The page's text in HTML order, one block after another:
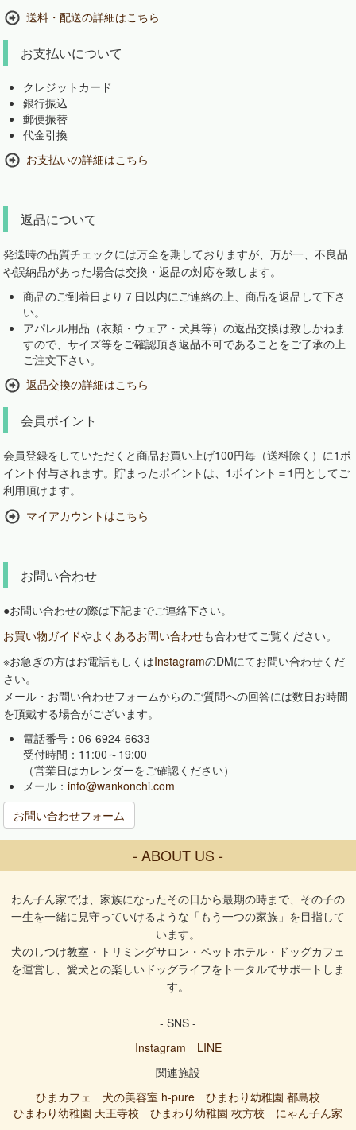
送料・配送の詳細はこちら
お支払いについて
クレジットカード
銀行振込
郵便振替
代金引換
お支払いの詳細はこちら
返品について
発送時の品質チェックには万全を期しておりますが、万が一、不良品
や誤納品があった場合は交換・返品の対応を致します。
商品のご到着日より７日以内にご連絡の上、商品を返品して下さ
い。
アパレル用品（衣類・ウェア・犬具等）の返品交換は致しかねま
すので、サイズ等をご確認頂き返品不可であることをご了承の上
ご注文下さい。
返品交換の詳細はこちら
会員ポイント
会員登録をしていただくと商品お買い上げ100円毎（送料除く）に1ポ
イント付与されます。貯まったポイントは、1ポイント＝1円としてご
利用頂けます。
マイアカウントはこちら
お問い合わせ
●お問い合わせの際は下記までご連絡下さい。
お買い物ガイドやよくあるお問い合わせも合わせてご覧ください。
※お急ぎの方はお電話もしくはInstagramのDMにてお問い合わせくだ
さい。
メール・お問い合わせフォームからのご質問への回答には数日お時間
を頂戴する場合がございます。
電話番号：06-6924-6633
受付時間：11:00～19:00
（営業日はカレンダーをご確認ください）
メール：info@wankonchi.com
お問い合わせフォーム
- ABOUT US -
わん子ん家では、家族になったその日から最期の時まで、その子の
一生を一緒に見守っていけるような「もう一つの家族」を目指して
います。
犬のしつけ教室・トリミングサロン・ペットホテル・ドッグカフェ
を運営し、愛犬との楽しいドッグライフをトータルでサポートしま
す。
- SNS -
Instagram
LINE
- 関連施設 -
ひまカフェ
犬の美容室 h-pure
ひまわり幼稚園 都島校
ひまわり幼稚園 天王寺校
ひまわり幼稚園 枚方校 にゃん子ん家